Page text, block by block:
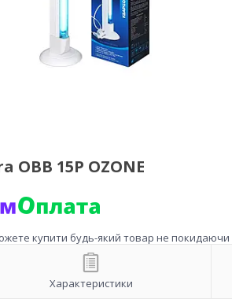
15P OZONE
купити будь-який товар не покидаючи
Характеристики